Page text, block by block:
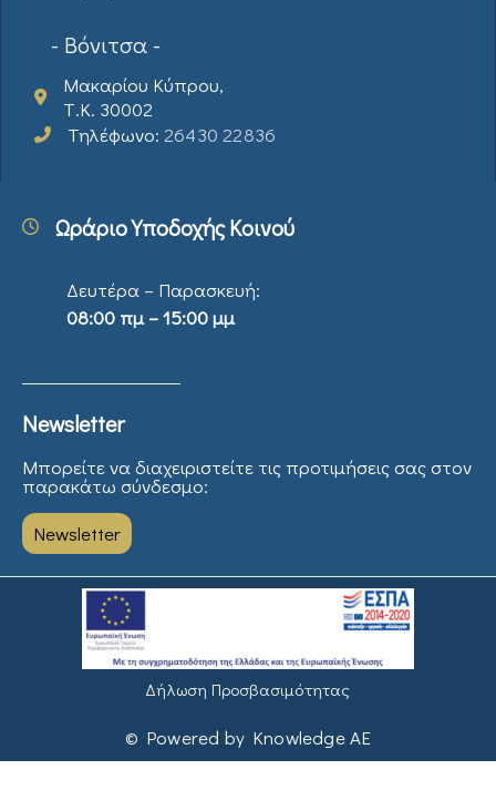
- Βόνιτσα -
Μακαρίου Κύπρου,
Τ.Κ. 30002
Τηλέφωνο: 26430 22836
Ωράριο Υποδοχής Κοινού
Δευτέρα – Παρασκευή:
08:00 πμ – 15:00 μμ
Newsletter
Μπορείτε να διαχειριστείτε τις προτιμήσεις σας στον
παρακάτω σύνδεσμο:
Newsletter
Δήλωση Προσβασιμότητας
© Powered by Knowledge AE